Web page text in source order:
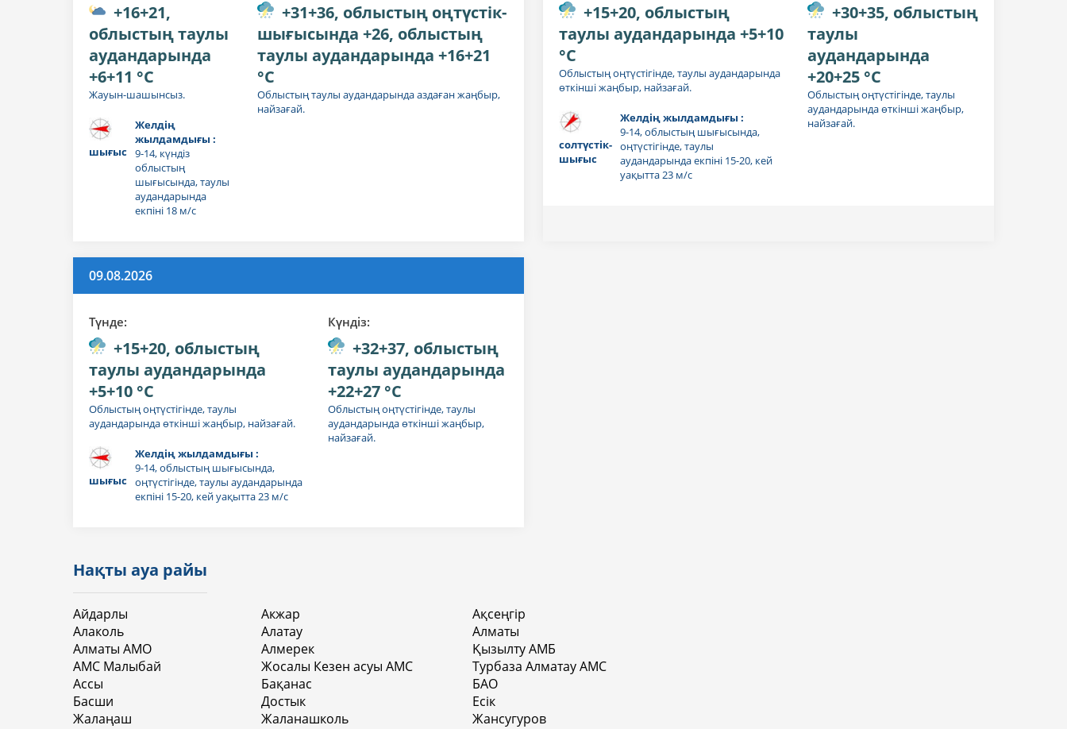
+16+21,
облыстың таулы
аудандарында
+6+11 °C
Жауын-шашынсыз.
шығыс
Желдің
жылдамдығы :
9-14, күндіз
облыстың
шығысында, таулы
аудандарында
екпіні 18 м/с
+31+36, облыстың оңтүстік-
шығысында +26, облыстың
таулы аудандарында +16+21
°C
Облыстың таулы аудандарында аздаған жаңбыр,
найзағай.
+15+20, облыстың
таулы аудандарында +5+10
°C
Облыстың оңтүстігінде, таулы аудандарында
өткінші жаңбыр, найзағай.
солтүстік-
шығыс
Желдің жылдамдығы :
9-14, облыстың шығысында,
оңтүстігінде, таулы
аудандарында екпіні 15-20, кей
уақытта 23 м/с
+30+35, облыстың
таулы
аудандарында
+20+25 °C
Облыстың оңтүстігінде, таулы
аудандарында өткінші жаңбыр,
найзағай.
09.08.2026
Түнде:
+15+20, облыстың
таулы аудандарында
+5+10 °C
Облыстың оңтүстігінде, таулы
аудандарында өткінші жаңбыр, найзағай.
шығыс
Желдің жылдамдығы :
9-14, облыстың шығысында,
оңтүстігінде, таулы аудандарында
екпіні 15-20, кей уақытта 23 м/с
Күндiз:
+32+37, облыстың
таулы аудандарында
+22+27 °C
Облыстың оңтүстігінде, таулы
аудандарында өткінші жаңбыр,
найзағай.
Нақты ауа райы
Айдарлы
Алаколь
Алматы АМО
АМС Малыбай
Ассы
Басши
Жалаңаш
Акжар
Алатау
Алмерек
Жосалы Кезен асуы АМС
Бақанас
Достык
Жаланашколь
Ақсеңгір
Алматы
Қызылту АМБ
Турбаза Алматау АМС
БАО
Есік
Жансугуров